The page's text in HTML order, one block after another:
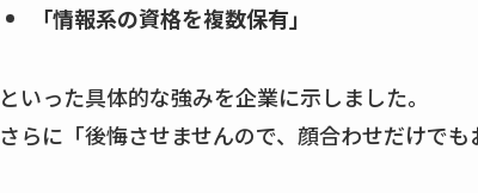
「情報系の資格を複数保有」
といった具体的な強みを企業に示しました。
さらに「後悔させませんので、顔合わせだけで